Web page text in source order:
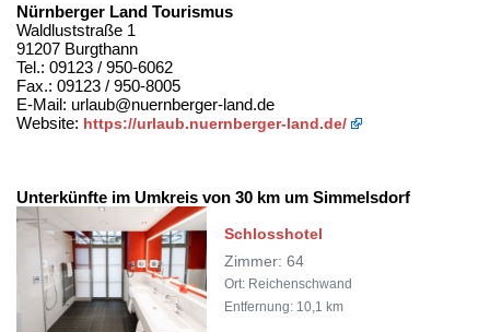
Nürnberger Land Tourismus
Waldluststraße 1
91207 Burgthann
Tel.: 09123 / 950-6062
Fax.: 09123 / 950-8005
E-Mail: urlaub@nuernberger-land.de
Website: https://urlaub.nuernberger-land.de/
Unterkünfte im Umkreis von 30 km um Simmelsdorf
Schlosshotel
Zimmer: 64
Ort: Reichenschwand
Entfernung: 10,1 km